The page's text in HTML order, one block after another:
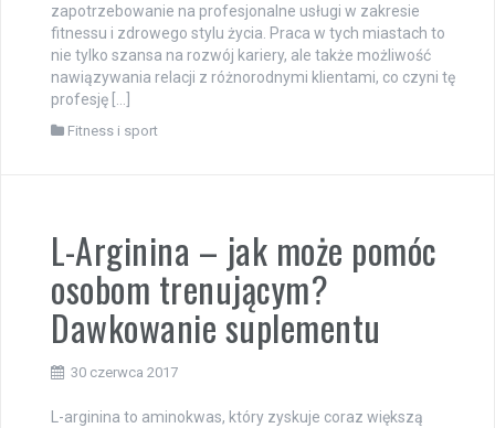
zapotrzebowanie na profesjonalne usługi w zakresie
fitnessu i zdrowego stylu życia. Praca w tych miastach to
nie tylko szansa na rozwój kariery, ale także możliwość
nawiązywania relacji z różnorodnymi klientami, co czyni tę
profesję […]
Fitness i sport
L-Arginina – jak może pomóc
osobom trenującym?
Dawkowanie suplementu
30 czerwca 2017
L-arginina to aminokwas, który zyskuje coraz większą